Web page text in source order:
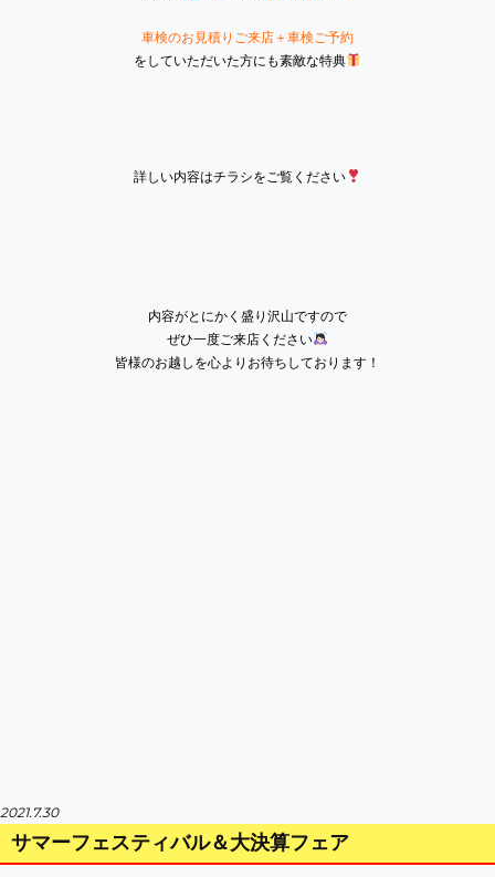
車検のお見積りご来店＋車検ご予約
をしていただいた方にも素敵な特典
詳しい内容はチラシをご覧ください
内容がとにかく盛り沢山ですので
ぜひ一度ご来店ください
皆様のお越しを心よりお待ちしております！
2021.7.30
サマーフェスティバル＆大決算フェア